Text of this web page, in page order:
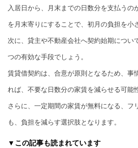
入居日から、月末までの日数分を支払うの
を月末寄りにすることで、初月の負担を小
次に、貸主や不動産会社へ契約始期につい
つの有効な手段でしょう。
賃貸借契約は、合意が原則となるため、事
れば、不要な日数分の家賃を減らせる可能
さらに、一定期間の家賃が無料になる、フ
も、負担を減らす選択肢となります。
▼この記事も読まれています